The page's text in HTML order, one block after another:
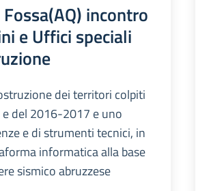
incontro
e Uffici speciali
dei territori colpiti
del 2016-2017 e uno
e di strumenti tecnici, in
informatica alla base
sismico abruzzese